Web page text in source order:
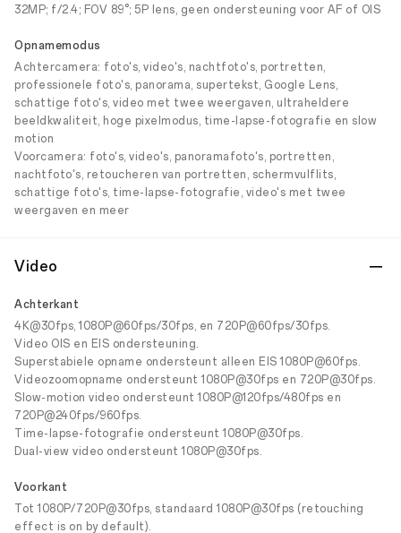
32MP; f/2.4; FOV 89°; 5P lens, geen ondersteuning voor AF of OIS
Opnamemodus
Achtercamera: foto's, video's, nachtfoto's, portretten,
professionele foto's, panorama, supertekst, Google Lens,
schattige foto's, video met twee weergaven, ultraheldere
beeldkwaliteit, hoge pixelmodus, time-lapse-fotografie en slow
motion
Voorcamera: foto's, video's, panoramafoto's, portretten,
nachtfoto's, retoucheren van portretten, schermvulflits,
schattige foto's, time-lapse-fotografie, video's met twee
weergaven en meer
Video
Achterkant
4K@30fps, 1080P@60fps/30fps, en 720P@60fps/30fps.
Video OIS en EIS ondersteuning.
Superstabiele opname ondersteunt alleen EIS 1080P@60fps.
Videozoomopname ondersteunt 1080P@30fps en 720P@30fps.
Slow-motion video ondersteunt 1080P@120fps/480fps en
720P@240fps/960fps.
Time-lapse-fotografie ondersteunt 1080P@30fps.
Dual-view video ondersteunt 1080P@30fps.
Voorkant
Tot 1080P/720P@30fps, standaard 1080P@30fps (retouching
effect is on by default).